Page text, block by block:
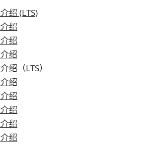
绍 (LTS)
绍
绍
绍
绍（LTS）
绍
绍
绍
绍
绍